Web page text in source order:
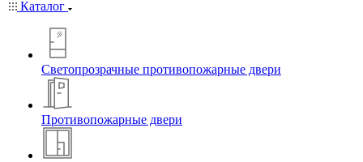
Каталог
Светопрозрачные противопожарные двери
Противопожарные двери